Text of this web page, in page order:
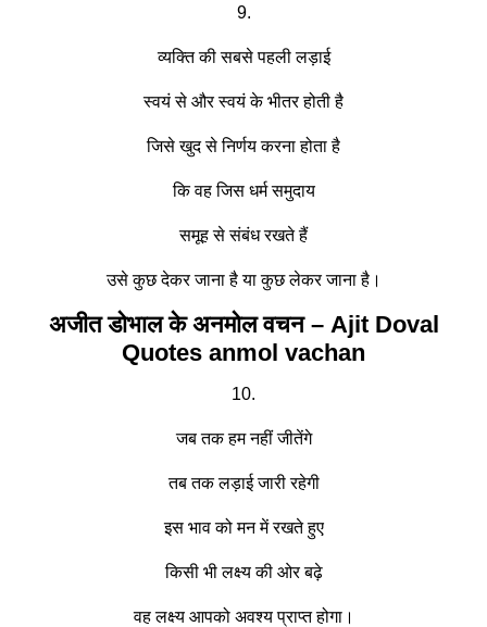
9.
व्यक्ति की सबसे पहली लड़ाई
स्वयं से और स्वयं के भीतर होती है
जिसे खुद से निर्णय करना होता है
कि वह जिस धर्म समुदाय
समूह से संबंध रखते हैं
उसे कुछ देकर जाना है या कुछ लेकर जाना है।
अजीत डोभाल के अनमोल वचन – Ajit Doval
Quotes anmol vachan
10.
जब तक हम नहीं जीतेंगे
तब तक लड़ाई जारी रहेगी
इस भाव को मन में रखते हुए
किसी भी लक्ष्य की ओर बढ़े
वह लक्ष्य आपको अवश्य प्राप्त होगा।